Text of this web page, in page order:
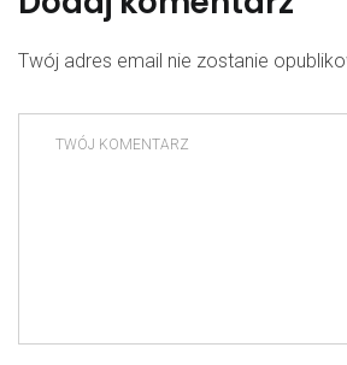
Twój adres email nie zostanie